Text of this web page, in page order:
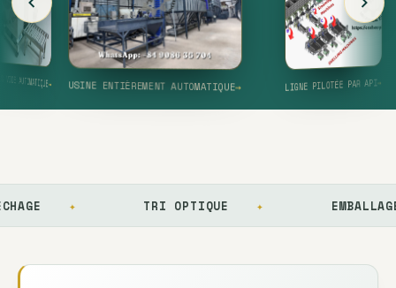
LIGNE DE COUPE AUTOMATIQUE 10
→
SÉCHOIR BORMA · 4,5 T/LOT
→
MACHINE DE DÉPELLICULAGE À SEC
→
SOUS VIDE AUTOMATIQUE→ USINE ENTIÈREMENT AUTOMATIQUE LIGNE PILOTÉE PAR API
✦ TRI OPTIQUE ✦ EMBALLAGE SOUS